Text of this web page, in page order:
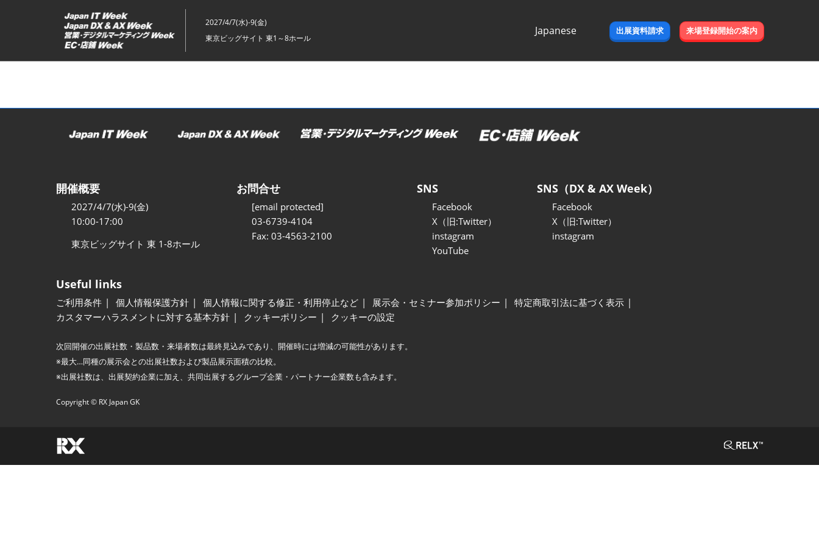
ッ
2027/4/7(水)-9(金)
東京ビッグサイト 東1～8ホール
Japanese
出展資料請求 来場登録開始の案内
開催概要
2027/4/7(水)-9(金)
10:00-17:00
東京ビッグサイト 東 1-8ホール
お問合せ
[email protected]
03-6739-4104
Fax: 03-4563-2100
SNS
Facebook
X（旧:Twitter）
instagram
YouTube
SNS（DX & AX Week）
Facebook
X（旧:Twitter）
instagram
Useful links
ご利用条件 個人情報保護方針 個人情報に関する修正・利用停止など 展示会・セミナー参加ポリシー
特定商取引法に基づく表示
カスタマーハラスメントに対する基本方針
クッキーポリシー クッキーの設定
次回開催の出展社数・製品数・来場者数は最終見込みであり、開催時には増減の可能性があります。
※最大…同種の展示会との出展社数および製品展示面積の比較。
※出展社数は、出展契約企業に加え、共同出展するグループ企業・パートナー企業数も含みます。
Copyright © RX Japan GK